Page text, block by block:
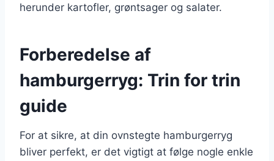
herunder kartofler, grøntsager og salater.
Forberedelse af
hamburgerryg: Trin for trin
guide
For at sikre, at din ovnstegte hamburgerryg
bliver perfekt, er det vigtigt at følge nogle enkle